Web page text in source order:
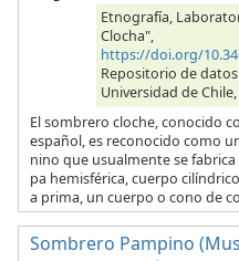
Etnografía,
Clocha",
https://doi.org/
Repositorio de
Universidad de Chile,
El sombrero cloche, conocido
español, es reconocido como
nino que usualmente se
pa hemisférica, cuerpo
a prima, un cuerpo o cono de
Sombrero Pampino